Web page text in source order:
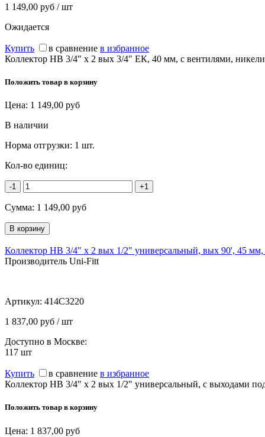
1 149,00 руб / шт
Ожидается
Купить в сравнение в избранное
Коллектор НВ 3/4" х 2 вых 3/4" ЕК, 40 мм, с вентилями,
Положить товар в корзину
Цена: 1 149,00 руб
В наличии
Норма отгрузки: 1 шт.
Кол-во единиц:
-1 +1
Сумма: 1 149,00 руб
Коллектор НВ 3/4" х 2 вых 1/2" универсальный, вых 90', 45 мм,
Производитель Uni-Fitt
Артикул: 414C3220
1 837,00 руб / шт
Доступно в Москве:
117 шт
Купить в сравнение в избранное
Коллектор НВ 3/4" х 2 вых 1/2" универсальный, с выходами
Положить товар в корзину
Цена: 1 837,00 руб